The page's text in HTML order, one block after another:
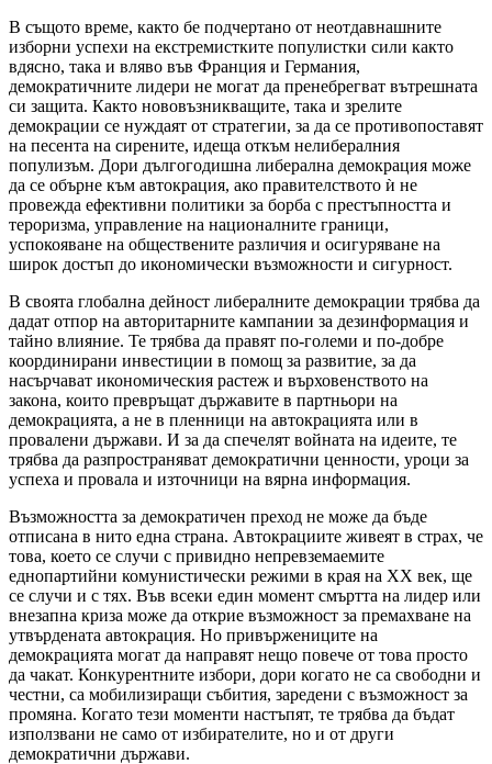
В същото време, както бе подчертано от неотдавнашните
изборни успехи на екстремистките популистки сили както
вдясно, така и вляво във Франция и Германия,
демократичните лидери не могат да пренебрегват вътрешната
си защита. Както нововъзникващите, така и зрелите
демокрации се нуждаят от стратегии, за да се противопоставят
на песента на сирените, идеща откъм нелибералния
популизъм. Дори дългогодишна либерална демокрация може
да се обърне към автокрация, ако правителството ѝ не
провежда ефективни политики за борба с престъпността и
тероризма, управление на националните граници,
успокояване на обществените различия и осигуряване на
широк достъп до икономически възможности и сигурност.
В своята глобална дейност либералните демокрации трябва да
дадат отпор на авторитарните кампании за дезинформация и
тайно влияние. Те трябва да правят по-големи и по-добре
координирани инвестиции в помощ за развитие, за да
насърчават икономическия растеж и върховенството на
закона, които превръщат държавите в партньори на
демокрацията, а не в пленници на автокрацията или в
провалени държави. И за да спечелят войната на идеите, те
трябва да разпространяват демократични ценности, уроци за
успеха и провала и източници на вярна информация.
Възможността за демократичен преход не може да бъде
отписана в нито една страна. Автокрациите живеят в страх, че
това, което се случи с привидно непревземаемите
еднопартийни комунистически режими в края на ХХ век, ще
се случи и с тях. Във всеки един момент смъртта на лидер или
внезапна криза може да открие възможност за премахване на
утвърдената автокрация. Но привържениците на
демокрацията могат да направят нещо повече от това просто
да чакат. Конкурентните избори, дори когато не са свободни и
честни, са мобилизиращи събития, заредени с възможност за
промяна. Когато тези моменти настъпят, те трябва да бъдат
използвани не само от избирателите, но и от други
демократични държави.